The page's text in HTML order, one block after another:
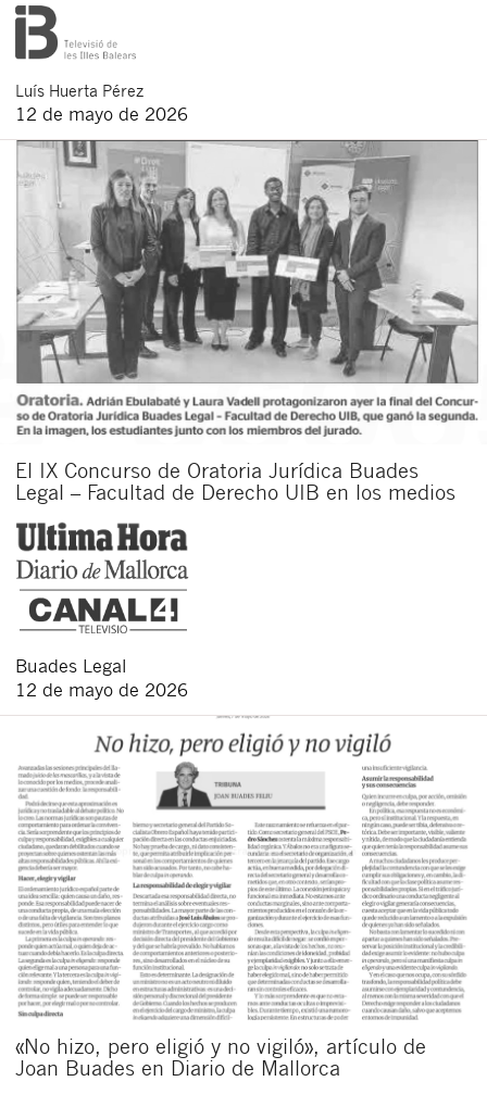
Luís Huerta Pérez
12 de mayo de 2026
El IX Concurso de Oratoria Jurídica Buades
Legal – Facultad de Derecho UIB en los medios
Buades Legal
12 de mayo de 2026
«No hizo, pero eligió y no vigiló», artículo de
Joan Buades en Diario de Mallorca